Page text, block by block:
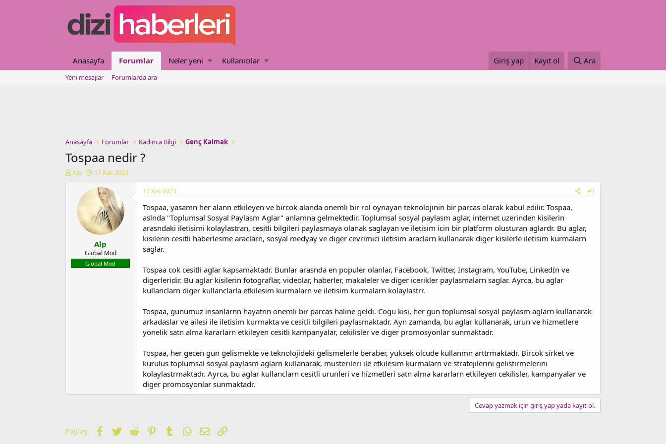
Anasayfa Forumlar Neler yeni Kullanıcılar Giriş yap Kayıt ol Ara
Yeni mesajlar Forumlarda ara
Anasayfa Forumlar Kadınca Bilgi Genç Kalmak
Tospaa nedir ?
K
a
t
Alp
B
ş
n
g
ı
ç
t
a
r
17 Kas 2023
Alp
Global Mod
Global Mod
17 Kas 2023 #1
Tospaa, yasamn her alann etkileyen ve bircok alanda onemli bir rol oynayan teknolojinin bir parcas olarak kabul edilir. Tospaa,
aslnda "Toplumsal Sosyal Paylasm Aglar" anlamna gelmektedir. Toplumsal sosyal paylasm aglar, internet uzerinden kisilerin
arasndaki iletisimi kolaylastran, cesitli bilgileri paylasmaya olanak saglayan ve iletisim icin bir platform olusturan aglardr. Bu aglar,
kisilerin cesitli haberlesme araclarn, sosyal medyay ve diger cevrimici iletisim araclarn kullanarak diger kisilerle iletisim kurmalarn
saglar.
Tospaa cok cesitli aglar kapsamaktadr. Bunlar arasnda en populer olanlar, Facebook, Twitter, Instagram, YouTube, LinkedIn ve
digerleridir. Bu aglar kisilerin fotograflar, videolar, haberler, makaleler ve diger icerikler paylasmalarn saglar. Ayrca, bu aglar
kullanclarn diger kullanclarla etkilesim kurmalarn ve iletisim kurmalarn kolaylastrr.
Tospaa, gunumuz insanlarnn hayatnn onemli bir parcas haline geldi. Cogu kisi, her gun toplumsal sosyal paylasm aglarn kullanarak
arkadaslar ve ailesi ile iletisim kurmakta ve cesitli bilgileri paylasmaktadr. Ayn zamanda, bu aglar kullanarak, urun ve hizmetlere
yonelik satn alma kararlarn etkileyen cesitli kampanyalar, cekilisler ve diger promosyonlar sunmaktadr.
Tospaa, her gecen gun gelismekte ve teknolojideki gelismelerle beraber, yuksek olcude kullanmn arttrmaktadr. Bircok sirket ve
kurulus toplumsal sosyal paylasm aglarn kullanarak, musterileri ile etkilesim kurmalarn ve stratejilerini gelistirmelerini
kolaylastrmaktadr. Ayrca, bu aglar kullanclarn cesitli urunleri ve hizmetleri satn alma kararlarn etkileyen cekilisler, kampanyalar ve
diger promosyonlar sunmaktadr.
Cevap yazmak için giriş yap yada kayıt ol.
Paylaş: Facebook
TwitterReddit PinterestTumblrWhatsApp
E-postaLink